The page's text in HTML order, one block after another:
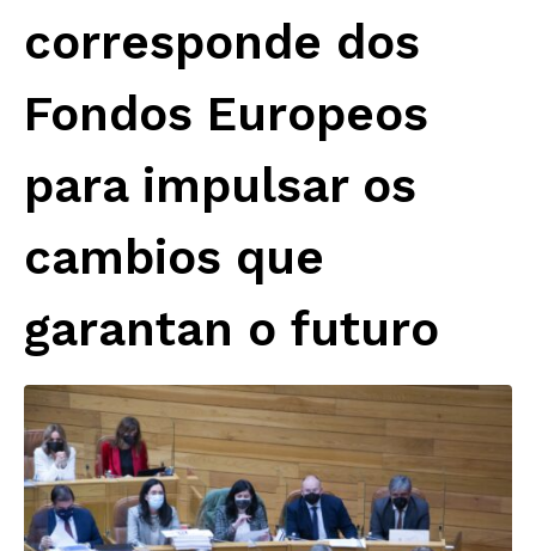
corresponde dos
Fondos Europeos
para impulsar os
cambios que
garantan o futuro